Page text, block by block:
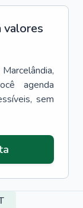
valores
Marcelândia,
agenda
sem